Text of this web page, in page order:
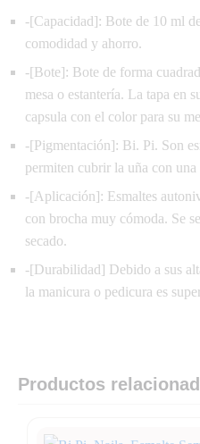
-[Capacidad]: Bote de 10 ml
comodidad y ahorro.
-[Bote]: Bote de forma
mesa o estantería. La tapa en
capsula con el color para su
-[Pigmentación]: Bi. Pi. Son
permiten cubrir la uña con
-[Aplicación]: Esmaltes
con brocha muy cómoda. Se
secado.
-[Durabilidad] Debido a sus
la manicura o pedicura es
Productos